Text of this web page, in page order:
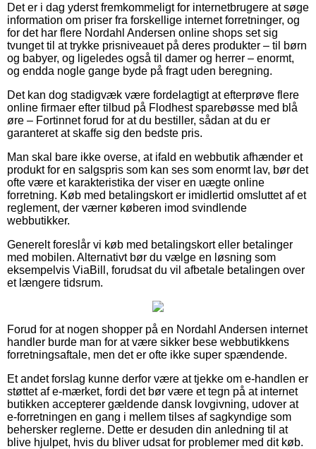
Det er i dag yderst fremkommeligt for internetbrugere at søge
information om priser fra forskellige internet forretninger, og
for det har flere Nordahl Andersen online shops set sig
tvunget til at trykke prisniveauet på deres produkter – til børn
og babyer, og ligeledes også til damer og herrer – enormt,
og endda nogle gange byde på fragt uden beregning.
Det kan dog stadigvæk være fordelagtigt at efterprøve flere
online firmaer efter tilbud på Flodhest sparebøsse med blå
øre – Fortinnet forud for at du bestiller, sådan at du er
garanteret at skaffe sig den bedste pris.
Man skal bare ikke overse, at ifald en webbutik afhænder et
produkt for en salgspris som kan ses som enormt lav, bør det
ofte være et karakteristika der viser en uægte online
forretning. Køb med betalingskort er imidlertid omsluttet af et
reglement, der værner køberen imod svindlende
webbutikker.
Generelt foreslår vi køb med betalingskort eller betalinger
med mobilen. Alternativt bør du vælge en løsning som
eksempelvis ViaBill, forudsat du vil afbetale betalingen over
et længere tidsrum.
Forud for at nogen shopper på en Nordahl Andersen internet
handler burde man for at være sikker bese webbutikkens
forretningsaftale, men det er ofte ikke super spændende.
Et andet forslag kunne derfor være at tjekke om e-handlen er
støttet af e-mærket, fordi det bør være et tegn på at internet
butikken accepterer gældende dansk lovgivning, udover at
e-forretningen en gang i mellem tilses af sagkyndige som
behersker reglerne. Dette er desuden din anledning til at
blive hjulpet, hvis du bliver udsat for problemer med dit køb.